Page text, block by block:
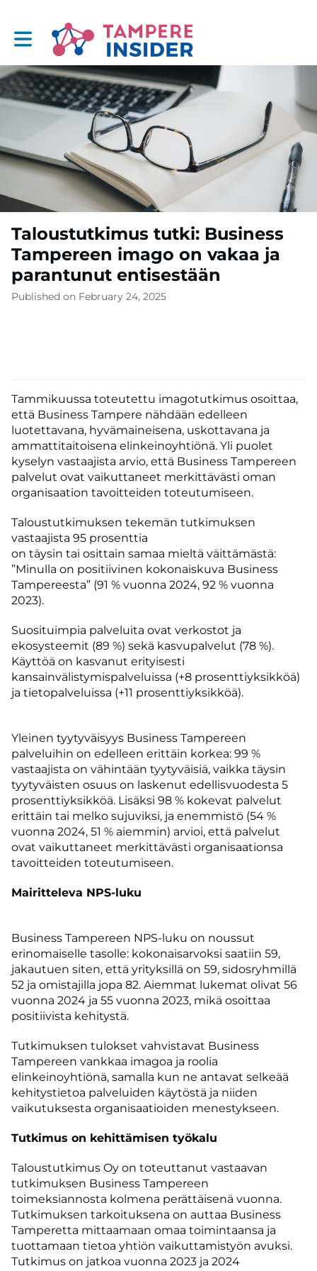
Toggle main navigation
Taloustutkimus tutki: Business
Tampereen imago on vakaa ja
parantunut entisestään
Published on February 24, 2025
Tammikuussa toteutettu imagotutkimus osoittaa,
että Business Tampere nähdään edelleen
luotettavana, hyvämaineisena, uskottavana ja
ammattitaitoisena elinkeinoyhtiönä. Yli puolet
kyselyn vastaajista arvio, että Business Tampereen
palvelut ovat vaikuttaneet merkittävästi oman
organisaation tavoitteiden toteutumiseen.
Taloustutkimuksen tekemän tutkimuksen
vastaajista 95 prosenttia
on täysin tai osittain samaa mieltä väittämästä:
”Minulla on positiivinen kokonaiskuva Business
Tampereesta” (91 % vuonna 2024, 92 % vuonna
2023).
Suosituimpia palveluita ovat verkostot ja
ekosysteemit (89 %) sekä kasvupalvelut (78 %).
Käyttöä on kasvanut erityisesti
kansainvälistymispalveluissa (+8 prosenttiyksikköä)
ja tietopalveluissa (+11 prosenttiyksikköä).
Yleinen tyytyväisyys Business Tampereen
palveluihin on edelleen erittäin korkea: 99 %
vastaajista on vähintään tyytyväisiä, vaikka täysin
tyytyväisten osuus on laskenut edellisvuodesta 5
prosenttiyksikköä. Lisäksi 98 % kokevat palvelut
erittäin tai melko sujuviksi, ja enemmistö (54 %
vuonna 2024, 51 % aiemmin) arvioi, että palvelut
ovat vaikuttaneet merkittävästi organisaationsa
tavoitteiden toteutumiseen.
Mairitteleva NPS-luku
Business Tampereen NPS-luku on noussut
erinomaiselle tasolle: kokonaisarvoksi saatiin 59,
jakautuen siten, että yrityksillä on 59, sidosryhmillä
52 ja omistajilla jopa 82. Aiemmat lukemat olivat 56
vuonna 2024 ja 55 vuonna 2023, mikä osoittaa
positiivista kehitystä.
Tutkimuksen tulokset vahvistavat Business
Tampereen vankkaa imagoa ja roolia
elinkeinoyhtiönä, samalla kun ne antavat selkeää
kehitystietoa palveluiden käytöstä ja niiden
vaikutuksesta organisaatioiden menestykseen.
Tutkimus on kehittämisen työkalu
Taloustutkimus Oy on toteuttanut vastaavan
tutkimuksen Business Tampereen
toimeksiannosta kolmena perättäisenä vuonna.
Tutkimuksen tarkoituksena on auttaa Business
Tamperetta mittaamaan omaa toimintaansa ja
tuottamaan tietoa yhtiön vaikuttamistyön avuksi.
Tutkimus on jatkoa vuonna 2023 ja 2024